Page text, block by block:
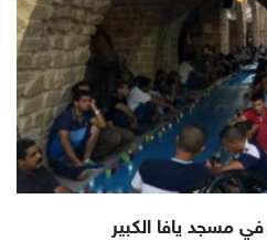
مسجد يافا الكبير